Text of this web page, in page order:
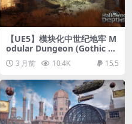
【UE5】模块化中世纪地牢 M
odular Dungeon (Gothic D
ungeon, Medieval Dungeo
n, Fantasy Dungeon, Dung
3 月前 10.4K 15.5